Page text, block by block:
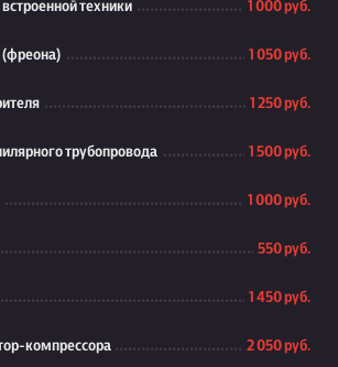
техники 1 000 руб.
(фреона) 1 050 руб.
1 250 руб.
трубопровода 1 500 руб.
1 000 руб.
550 руб.
1 450 руб.
компрессора 2 050 руб.